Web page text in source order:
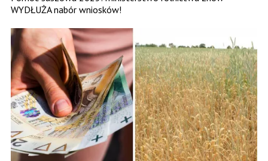
WYDŁUŻA nabór wniosków!